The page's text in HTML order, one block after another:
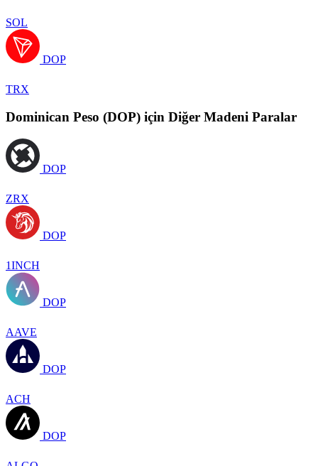
SOL
DOP
TRX
Dominican Peso (DOP) için Diğer Madeni Paralar
DOP
ZRX
DOP
1INCH
DOP
AAVE
DOP
ACH
DOP